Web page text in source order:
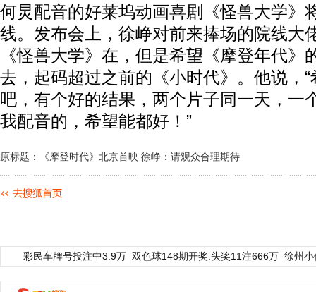
何炅配音的好莱坞动画喜剧《怪兽大学》
线。发布会上，徐峥对前来捧场的院线大
《怪兽大学》在，但是希望《摩登年代》
去，起码超过之前的《小时代》。他说，
吧，有个好的结果，两个片子同一天，一
我配音的，希望能都好！”
原标题：《摩登时代》北京首映 徐峥：请观众合理期待
彩民车牌号投注中3.9万 双色球148期开奖:头奖11注666万 徐州